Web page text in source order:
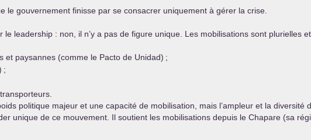
le gouvernement finisse par se consacrer uniquement à gérer la crise.
leadership : non, il n’y a pas de figure unique. Les mobilisations sont plurielles
et paysannes (comme le Pacto de Unidad) ;
;
politique majeur et une capacité de mobilisation, mais l’ampleur et la
unique de ce mouvement. Il soutient les mobilisations depuis le Chapare (sa